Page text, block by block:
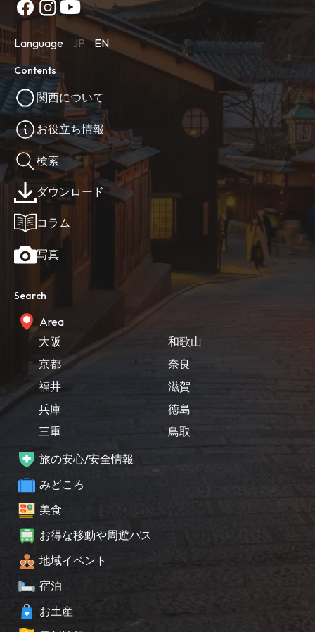
Language JP EN
Contents
関西について
お役立ち情報
検索
ダウンロード
コラム
写真
Search
Area
大阪
京都
福井
兵庫
三重
和歌山
奈良
滋賀
徳島
鳥取
旅の安心/安全情報
みどころ
美食
お得な移動や周遊パス
地域イベント
宿泊
お土産